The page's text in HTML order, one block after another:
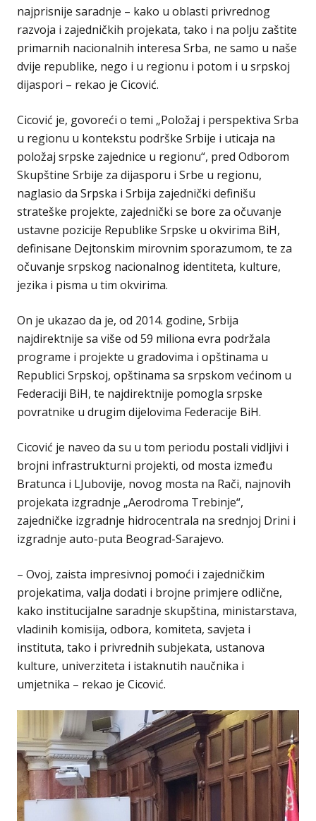
najprisnije saradnje – kako u oblasti privrednog
razvoja i zajedničkih projekata, tako i na polju zaštite
primarnih nacionalnih interesa Srba, ne samo u naše
dvije republike, nego i u regionu i potom i u srpskoj
dijaspori – rekao je Cicović.
Cicović je, govoreći o temi „Položaj i perspektiva Srba
u regionu u kontekstu podrške Srbije i uticaja na
položaj srpske zajednice u regionu“, pred Odborom
Skupštine Srbije za dijasporu i Srbe u regionu,
naglasio da Srpska i Srbija zajednički definišu
strateške projekte, zajednički se bore za očuvanje
ustavne pozicije Republike Srpske u okvirima BiH,
definisane Dejtonskim mirovnim sporazumom, te za
očuvanje srpskog nacionalnog identiteta, kulture,
jezika i pisma u tim okvirima.
On je ukazao da je, od 2014. godine, Srbija
najdirektnije sa više od 59 miliona evra podržala
programe i projekte u gradovima i opštinama u
Republici Srpskoj, opštinama sa srpskom većinom u
Federaciji BiH, te najdirektnije pomogla srpske
povratnike u drugim dijelovima Federacije BiH.
Cicović je naveo da su u tom periodu postali vidljivi i
brojni infrastrukturni projekti, od mosta između
Bratunca i LJubovije, novog mosta na Rači, najnovih
projekata izgradnje „Aerodroma Trebinje“,
zajedničke izgradnje hidrocentrala na srednjoj Drini i
izgradnje auto-puta Beograd-Sarajevo.
– Ovoj, zaista impresivnoj pomoći i zajedničkim
projekatima, valja dodati i brojne primjere odlične,
kako institucijalne saradnje skupština, ministarstava,
vladinih komisija, odbora, komiteta, savjeta i
instituta, tako i privrednih subjekata, ustanova
kulture, univerziteta i istaknutih naučnika i
umjetnika – rekao je Cicović.